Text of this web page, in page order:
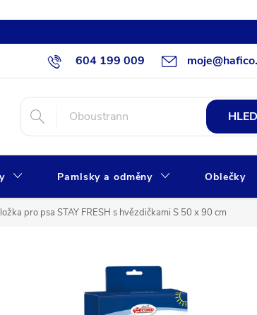
604 199 009
Pamlsky a odměny Oblečky
pro psa STAY FRESH s hvězdičkami S 50 x 90 cm